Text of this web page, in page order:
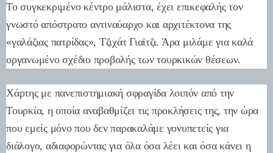
Το συγκεκριμένο κέντρο μάλιστα, έχει επικεφαλής τον
γνωστό απόστρατο αντιναύαρχο και αρχιτέκτονα της
«γαλάζιας πατρίδας», Τζιχάτ Γιαϊτζι. Άρα μιλάμε για καλά
οργανωμένο σχέδιο προβολής των τουρκικών θέσεων.
Χάρτης με πανεπιστημιακή σφραγίδα λοιπόν από την
Τουρκία, η οποία αναβαθμίζει τις προκλήσεις της, την ώρα
που εμείς μόνο που δεν παρακαλάμε γονυπετείς για
διάλογο, αδιαφορώντας για όλα όσα λέει και όσα κάνει η